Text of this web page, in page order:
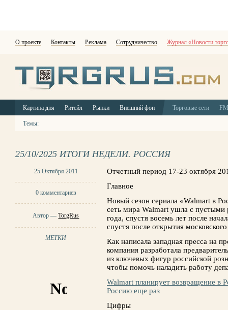
О проекте Контакты Реклама Сотрудничество Журнал «Новости
Картина дня Ритейл Рынки Внешний фон Торговые сети
Темы:
25/10/2025 ИТОГИ НЕДЕЛИ. РОССИЯ
25 Октября 2011
0 комментариев
Автор —TorgRus
МЕТКИ
Отчетный период 17-23 октября
Главное
Новый сезон сериала «Walmart в
сеть мира Walmart ушла с пустыми
года, спустя восемь лет после
спустя после открытия
Как написала западная пресса на
компания разработала
из ключевых фигур российской
чтобы помочь наладить работу
Walmart планирует возвращение в
Россию еще раз
Цифры